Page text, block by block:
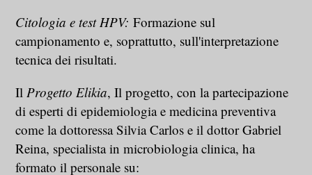
Citologia e test HPV: Formazione sul
campionamento e, soprattutto, sull'interpretazione
tecnica dei risultati.
Il Progetto Elikia, Il progetto, con la partecipazione
di esperti di epidemiologia e medicina preventiva
come la dottoressa Silvia Carlos e il dottor Gabriel
Reina, specialista in microbiologia clinica, ha
formato il personale su: